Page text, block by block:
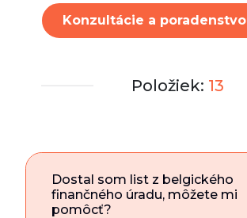
Konzultácie a poradenstvo
Položiek: 13
Dostal som list z belgického
finančného úradu, môžete mi
pomôcť?